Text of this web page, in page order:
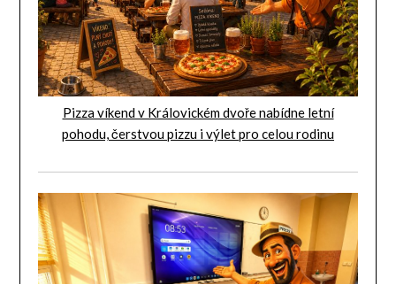
Pizza víkend v Královickém dvoře nabídne letní
pohodu, čerstvou pizzu i výlet pro celou rodinu